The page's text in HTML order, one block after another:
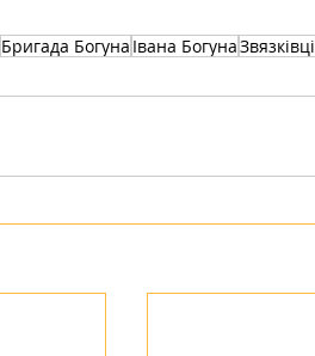
Бригада Богуна Івана БогунаЗвязківці